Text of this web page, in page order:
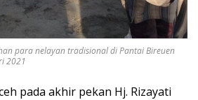
para nelayan tradisional di Pantai Bireuen
2021
pada akhir pekan Hj. Rizayati